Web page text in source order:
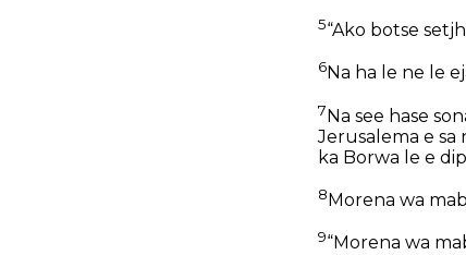
5“Ako botse
6Na ha le ne le
7Na see hase
Jerusalema e sa
ka Borwa le e
8 Morena wa
9“Morena wa